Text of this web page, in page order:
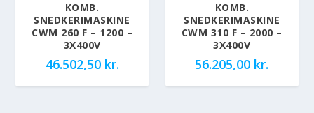
KOMB.
SNEDKERIMASKINE
CWM 260 F – 1200 –
3X400V
46.502,50 kr.
KOMB.
SNEDKERIMASKINE
CWM 310 F – 2000 –
3X400V
56.205,00 kr.